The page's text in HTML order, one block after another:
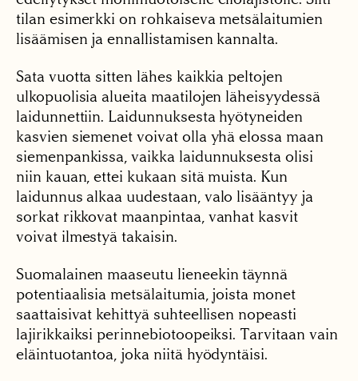
tilan esimerkki on rohkaiseva metsälaitumien
lisäämisen ja ennallistamisen kannalta.
Sata vuotta sitten lähes kaikkia peltojen
ulkopuolisia alueita maatilojen läheisyydessä
laidunnettiin. Laidunnuksesta hyötyneiden
kasvien siemenet voivat olla yhä elossa maan
siemenpankissa, vaikka laidunnuksesta olisi
niin kauan, ettei kukaan sitä muista. Kun
laidunnus alkaa uudestaan, valo lisääntyy ja
sorkat rikkovat maanpintaa, vanhat kasvit
voivat ilmestyä takaisin.
Suomalainen maaseutu lieneekin täynnä
potentiaalisia metsälaitumia, joista monet
saattaisivat kehittyä suhteellisen nopeasti
lajirikkaiksi perinnebiotoopeiksi. Tarvitaan vain
eläintuotantoa, joka niitä hyödyntäisi.